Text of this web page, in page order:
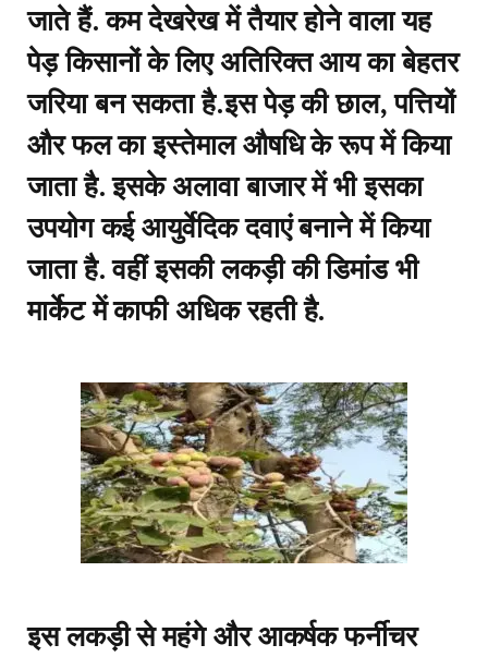
जाते हैं. कम देखरेख में तैयार होने वाला यह
पेड़ किसानों के लिए अतिरिक्त आय का बेहतर
जरिया बन सकता है.इस पेड़ की छाल, पत्तियों
और फल का इस्तेमाल औषधि के रूप में किया
जाता है. इसके अलावा बाजार में भी इसका
उपयोग कई आयुर्वेदिक दवाएं बनाने में किया
जाता है. वहीं इसकी लकड़ी की डिमांड भी
मार्केट में काफी अधिक रहती है.
इस लकड़ी से महंगे और आकर्षक फर्नीचर